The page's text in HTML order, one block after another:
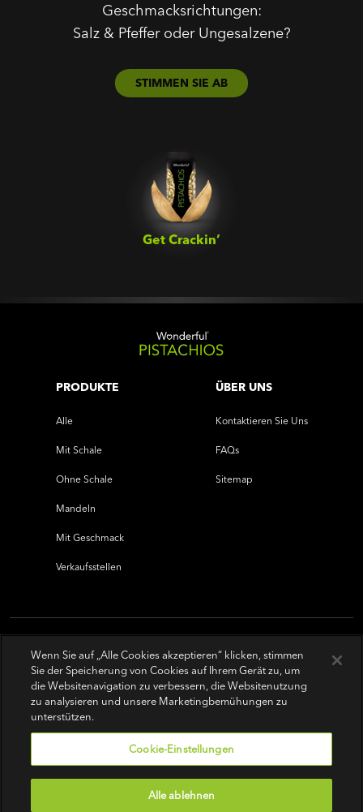
Geschmacksrichtungen:
Salz & Pfeffer oder Ungesalzene?
STIMMEN SIE AB
Get Crackin’‎
PRODUKTE
Alle
Mit Schale
Ohne Schale
Mandeln
Mit Geschmack
Verkaufsstellen
ÜBER UNS
Kontaktieren Sie Uns
FAQs
Sitemap
Nutzungsbedingungen | Datenschutz-Bestimmungen
Wenn Sie auf „Alle Cookies akzeptieren“ klicken, stimmen
Sie der Speicherung von Cookies auf Ihrem Gerät zu, um
die Websitenavigation zu verbessern, die Websitenutzung
zu analysieren und unsere Marketingbemühungen zu
unterstützen.
Cookie-Einstellungen
Alle ablehnen